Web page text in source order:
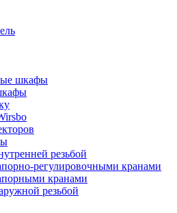
шкафы
резьбой
регулировочными кранами
кранами
резьбой